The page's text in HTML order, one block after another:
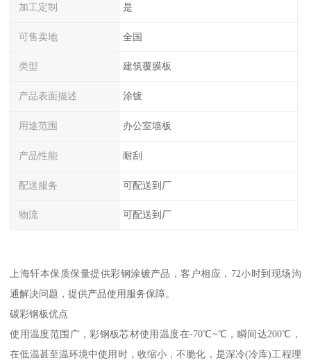
加工定制 是
可售卖地 全国
类型 建筑覆膜板
产品表面描述 涂镀
用途范围 办公室墙板
产品性能 耐刮
配送服务 可配送到厂
物流 可配送到厂
上海轩本保质保量提供彩钢涂镀产品，客户相应，72小时到现场沟
通解决问题，提供产品使用服务保障。
碳彩钢板优点
使用温度范围广，彩钢板芯材使用温度在-70℃~℃，瞬间达200℃，
在低温甚至温环境中使用时，收缩小，不脆化，是深冷(冷库)工程理